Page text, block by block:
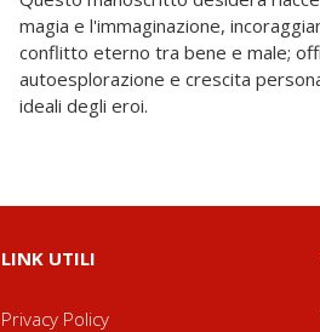
ideali degli eroi.
LINK UTILI
Privacy Policy